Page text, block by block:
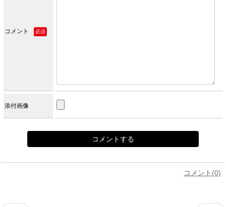
コメント 必須
添付画像
コメント(0)